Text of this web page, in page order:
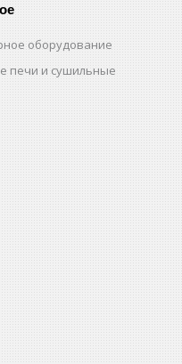
оборудование
печи и сушильные